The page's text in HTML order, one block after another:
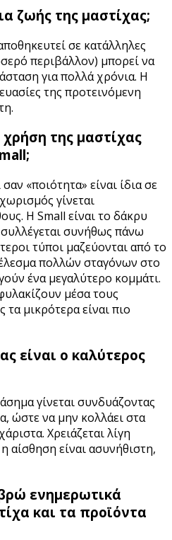
ζωής της μαστίχας;
σε κατάλληλες
περιβάλλον) μπορεί να
για πολλά χρόνια. Η
της προτεινόμενη
της μαστίχας
«ποιότητα» είναι ίδια σε
γίνεται
Η Small είναι το δάκρυ
συνήθως πάνω
τύποι μαζεύονται από το
πολλών σταγόνων στο
ένα μεγαλύτερο κομμάτι.
μέσα τους
μικρότερα είναι πιο
είναι ο καλύτερος
γίνεται συνδυάζοντας
ώστε να μην κολλάει στα
Χρειάζεται λίγη
αίσθηση είναι ασυνήθιστη,
ενημερωτικά
και τα προϊόντα